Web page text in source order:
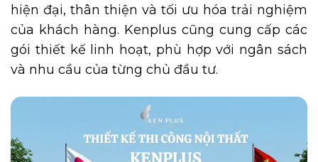
hiện đại, thân thiện và tối ưu hóa trải nghiệm
của khách hàng. Kenplus cũng cung cấp các
gói thiết kế linh hoạt, phù hợp với ngân sách
và nhu cầu của từng chủ đầu tư.